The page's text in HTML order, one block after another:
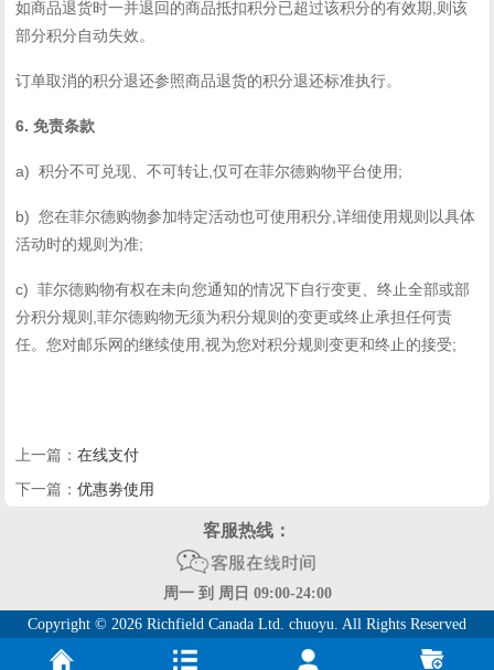
如商品退货时一并退回的商品抵扣积分已超过该积分的有效期 则该
部分积分自动失效。
订单取消的积分退还参照商品退货的积分退还标准执行。
6. 免责条款
a)积分不可兑现、不可转让 ,仅可在菲尔德购物平台使用 ;
b)您在菲尔德购物参加特定活动也可使用积分 ,详细使用规则以具体
活动时的规则为准;
c)菲尔德购物有权在未向您通知的情况下自行变更、终止全部或部
分积分规则 ,菲尔德购物无须为积分规则的变更或终止承担任何责
任。您对邮乐网的继续使用 ,视为您对积分规则变更和终止的接受;
上一篇：在线支付
下一篇：优惠劵使用
客服热线：
周一 到 周日 09:00-24:00
Copyright © 2026 Richfield Canada Ltd. chuoyu. All Rights Reserved